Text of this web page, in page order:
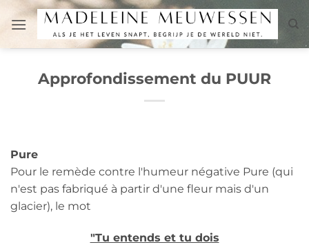
Passer
au
contenu
Approfondissement du PUUR
Pure
Pour le remède contre l'humeur négative Pure (qui
n'est pas fabriqué à partir d'une fleur mais d'un
glacier), le mot
"Tu entends et tu dois